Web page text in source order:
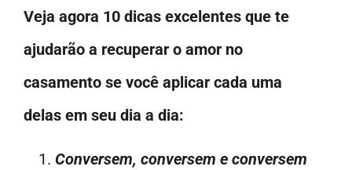
Veja agora 10 dicas excelentes que te
ajudarão a recuperar o amor no
casamento se você aplicar cada uma
delas em seu dia a dia:
Conversem, conversem e conversem